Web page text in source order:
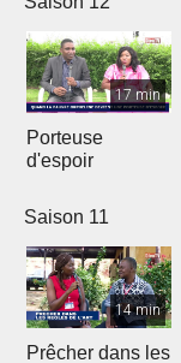
17 min
Porteuse
d'espoir
Saison 11
14 min
Prêcher dans les